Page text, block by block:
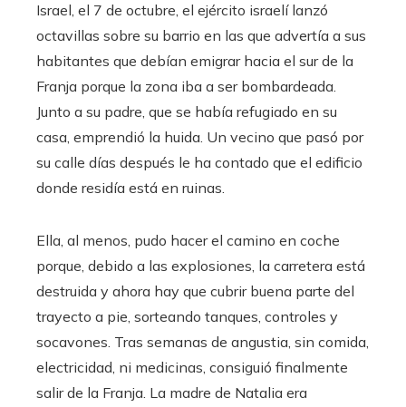
Israel, el 7 de octubre, el ejército israelí lanzó
octavillas sobre su barrio en las que advertía a sus
habitantes que debían emigrar hacia el sur de la
Franja porque la zona iba a ser bombardeada.
Junto a su padre, que se había refugiado en su
casa, emprendió la huida. Un vecino que pasó por
su calle días después le ha contado que el edificio
donde residía está en ruinas.
Ella, al menos, pudo hacer el camino en coche
porque, debido a las explosiones, la carretera está
destruida y ahora hay que cubrir buena parte del
trayecto a pie, sorteando tanques, controles y
socavones. Tras semanas de angustia, sin comida,
electricidad, ni medicinas, consiguió finalmente
salir de la Franja. La madre de Natalia era